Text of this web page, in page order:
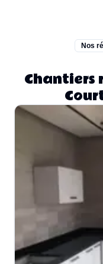
Nos
Chantiers